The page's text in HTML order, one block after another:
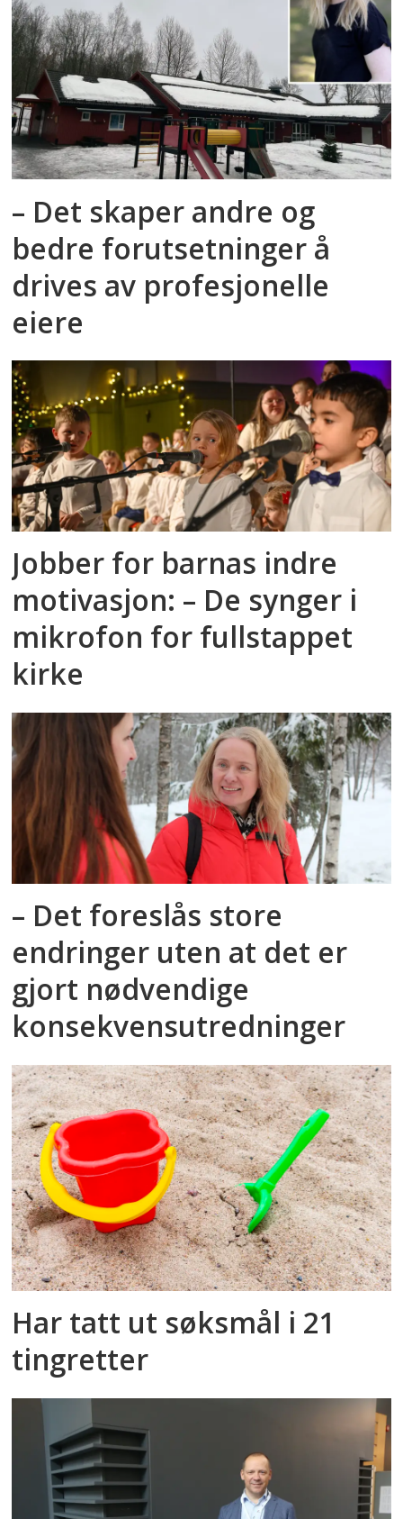
– Det skaper andre og
bedre forutsetninger å
drives av profesjonelle
eiere
Jobber for barnas indre
motivasjon: – De synger i
mikrofon for fullstappet
kirke
– Det foreslås store
endringer uten at det er
gjort nødvendige
konsekvensutredninger
Har tatt ut søksmål i 21
tingretter